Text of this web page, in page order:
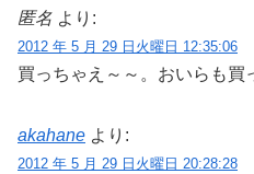
匿名 より:
2012 年 5 月 29 日火曜日 12:35:06
買っちゃえ～～。おいらも買
akahane より:
2012 年 5 月 29 日火曜日 20:28:28